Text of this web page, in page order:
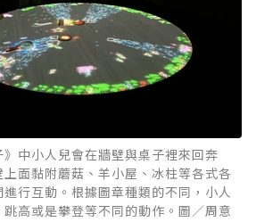
》中小人兒會在牆壁與桌子裡來回奔
面黏附蘑菇、羊小屋、冰柱等各式各
行互動。根據圖章種類的不同，小人
高或是攀登等不同的動作。圖／周意